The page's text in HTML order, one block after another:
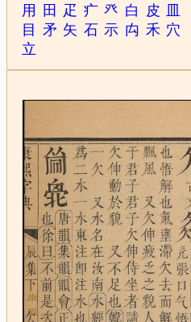
用
田 疋 疒 癶 白 皮
目
矛 矢 石 示 禸 禾 穴
立